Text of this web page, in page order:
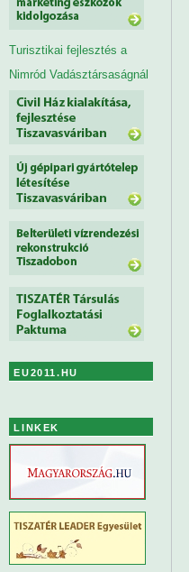
Turisztikai fejlesztés a
Nimród Vadásztársaságnál
EU2011.HU
LINKEK